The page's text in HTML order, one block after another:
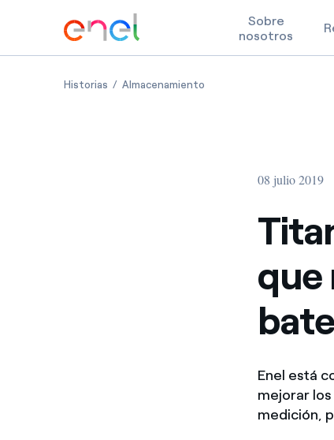
Skip to content
Sobre
nosotros
HistoriasTitan AES, un sistema avanzado que
Almacenamiento
08 julio 2019
que
Enel está
mejorar
medición,